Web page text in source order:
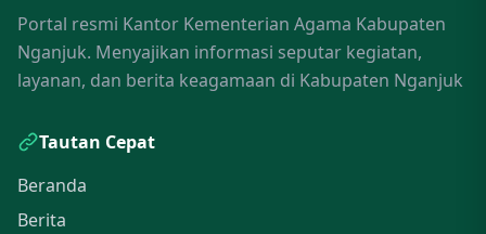
Portal resmi Kantor Kementerian Agama Kabupaten
Nganjuk. Menyajikan informasi seputar kegiatan,
layanan, dan berita keagamaan di Kabupaten Nganjuk
Tautan Cepat
Beranda
Berita